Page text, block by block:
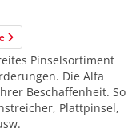
Pinselsortiment
Die Alfa
Beschaffenheit. So
Plattpinsel,